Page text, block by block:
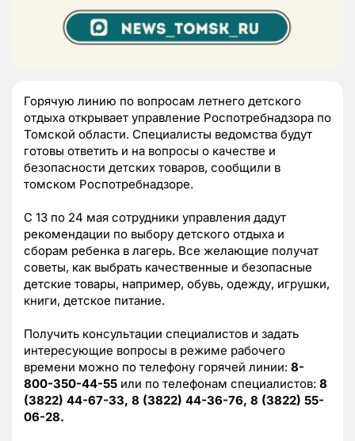
Горячую линию по вопросам летнего детского
отдыха открывает управление Роспотребнадзора по
Томской области. Специалисты ведомства будут
готовы ответить и на вопросы о качестве и
безопасности детских товаров, сообщили в
томском Роспотребнадзоре.
С 13 по 24 мая сотрудники управления дадут
рекомендации по выбору детского отдыха и
сборам ребенка в лагерь. Все желающие получат
советы, как выбрать качественные и безопасные
детские товары, например, обувь, одежду, игрушки,
книги, детское питание.
Получить консультации специалистов и задать
интересующие вопросы в режиме рабочего
времени можно по телефону горячей линии: 8-
800-350-44-55 или по телефонам специалистов: 8
(3822) 44-67-33, 8 (3822) 44-36-76, 8 (3822) 55-
06-28.